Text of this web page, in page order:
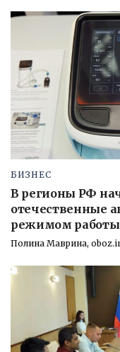
БИЗНЕС
В регионы РФ
отечественные
режимом работы
Полина Маврина,